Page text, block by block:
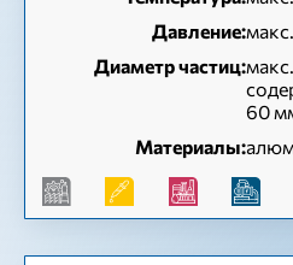
Давление:
Диаметр частиц:
60
Материалы: